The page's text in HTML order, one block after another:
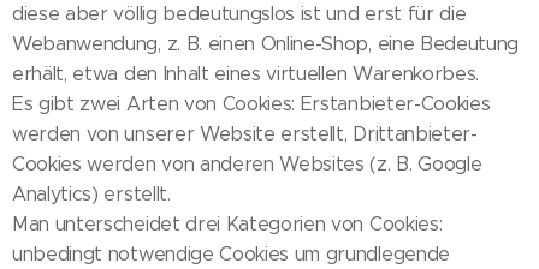
diese aber völlig bedeutungslos ist und erst für die
Webanwendung, z. B. einen Online-Shop, eine Bedeutung
erhält, etwa den Inhalt eines virtuellen Warenkorbes.
Es gibt zwei Arten von Cookies: Erstanbieter-Cookies
werden von unserer Website erstellt, Drittanbieter-
Cookies werden von anderen Websites (z. B. Google
Analytics) erstellt.
Man unterscheidet drei Kategorien von Cookies:
unbedingt notwendige Cookies um grundlegende